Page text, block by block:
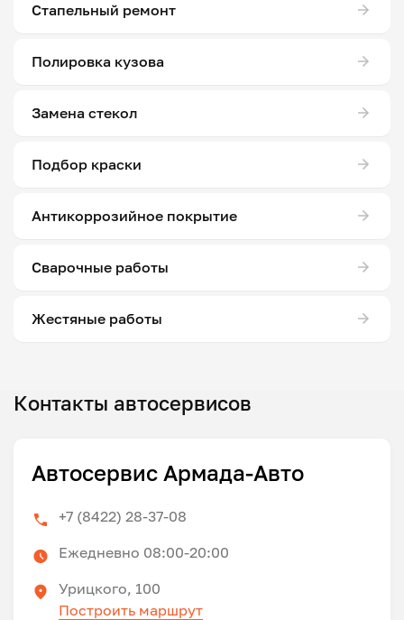
Стапельный ремонт
Полировка кузова
Замена стекол
Подбор краски
Антикоррозийное покрытие
Сварочные работы
Жестяные работы
Контакты автосервисов
Автосервис Армада-Авто
+7 (8422) 28-37-08
Ежедневно 08:00-20:00
Урицкого, 100
Построить маршрут